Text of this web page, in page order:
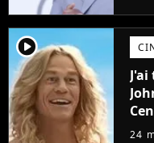
player2
24